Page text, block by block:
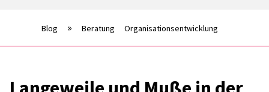
Blog Beratung Organisationsentwicklung